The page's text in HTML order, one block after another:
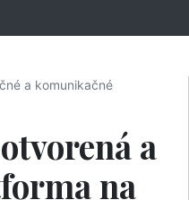
a komunikačné
a
na